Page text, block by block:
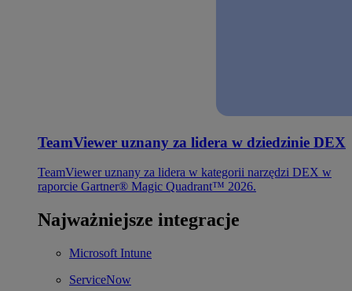
TeamViewer uznany za lidera w dziedzinie DEX
TeamViewer uznany za lidera w kategorii narzędzi DEX w
raporcie Gartner® Magic Quadrant™ 2026.
Najważniejsze integracje
Microsoft Intune
ServiceNow